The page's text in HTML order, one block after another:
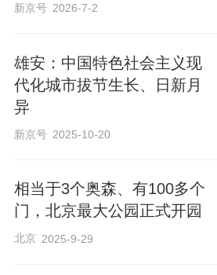
新京号 2026-7-2
雄安：中国特色社会主义现
代化城市拔节生长、日新月
异
新京号 2025-10-20
相当于3个奥森、有100多个
门，北京最大公园正式开园
北京 2025-9-29